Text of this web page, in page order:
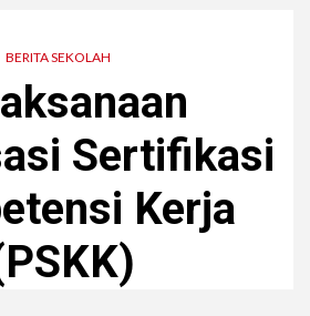
BERITA SEKOLAH
Sertifikasi
Kerja